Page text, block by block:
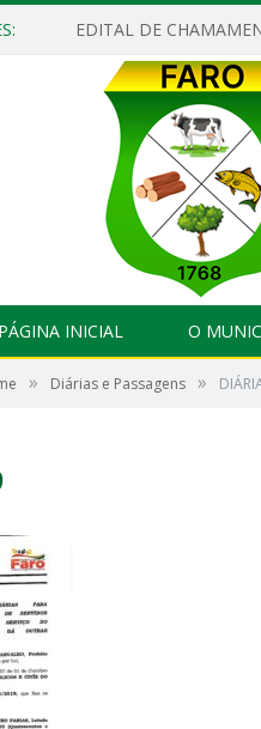
EDITAL DE
PÁGINA INICIAL O
» Diárias e Passagens »